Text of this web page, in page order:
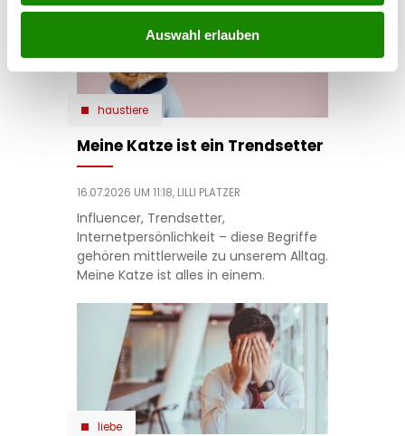
Auswahl erlauben
haustiere
Meine Katze ist ein Trendsetter
16.07.2026 UM 11:18, LILLI PLATZER
Influencer, Trendsetter,
Internetpersönlichkeit – diese Begriffe
gehören mittlerweile zu unserem Alltag.
Meine Katze ist alles in einem.
liebe